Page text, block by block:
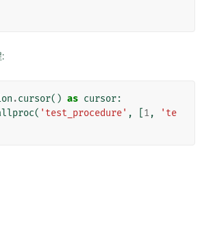
.cursor() as cursor:
( 'test_procedure' , 1,
'te